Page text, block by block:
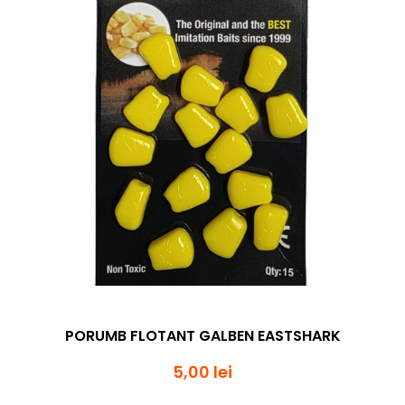
PORUMB FLOTANT GALBEN EASTSHARK
5,00 lei